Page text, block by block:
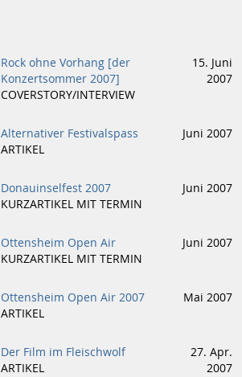
Rock ohne Vorhang [der
Konzertsommer 2007]
COVERSTORY/INTERVIEW
15. Juni
2007
Alternativer Festivalspass
ARTIKEL
Juni 2007
Donauinselfest 2007
KURZARTIKEL MIT TERMIN
Juni 2007
Ottensheim Open Air
KURZARTIKEL MIT TERMIN
Juni 2007
Ottensheim Open Air 2007
ARTIKEL
Mai 2007
Der Film im Fleischwolf
ARTIKEL
27. Apr.
2007